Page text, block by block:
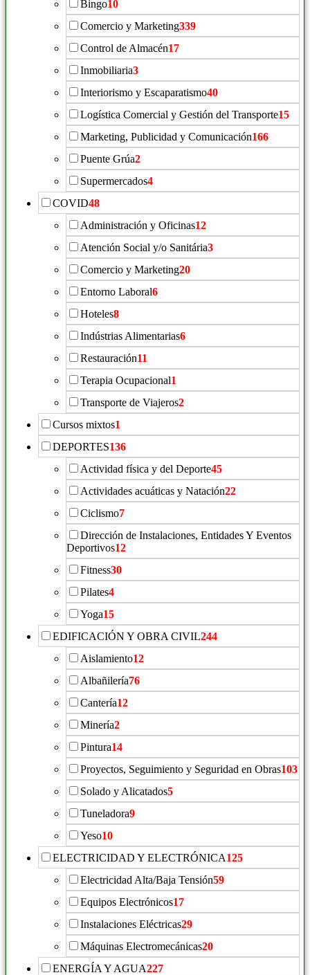
Bingo10
Comercio y Marketing339
Control de Almacén17
Inmobiliaria3
Interiorismo y Escaparatismo40
Logística Comercial y Gestión del Transporte15
Marketing, Publicidad y Comunicación166
Puente Grúa2
Supermercados4
COVID48
Administración y Oficinas12
Atención Social y/o Sanitária3
Comercio y Marketing20
Entorno Laboral6
Hoteles8
Indústrias Alimentarias6
Restauración11
Terapia Ocupacional1
Transporte de Viajeros2
Cursos mixtos1
DEPORTES136
Actividad física y del Deporte45
Actividades acuáticas y Natación22
Ciclismo7
Dirección de Instalaciones, Entidades Y Eventos
Deportivos12
Fitness30
Pilates4
Yoga15
EDIFICACIÓN Y OBRA CIVIL244
Aislamiento12
Albañilería76
Cantería12
Minería2
Pintura14
Proyectos, Seguimiento y Seguridad en Obras103
Solado y Alicatados5
Tuneladora9
Yeso10
ELECTRICIDAD Y ELECTRÓNICA125
Electricidad Alta/Baja Tensión59
Equipos Electrónicos17
Instalaciones Eléctricas29
Máquinas Electromecánicas20
ENERGÍA Y AGUA227